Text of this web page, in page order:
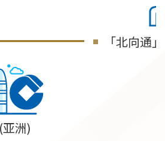
「北向通
洲)